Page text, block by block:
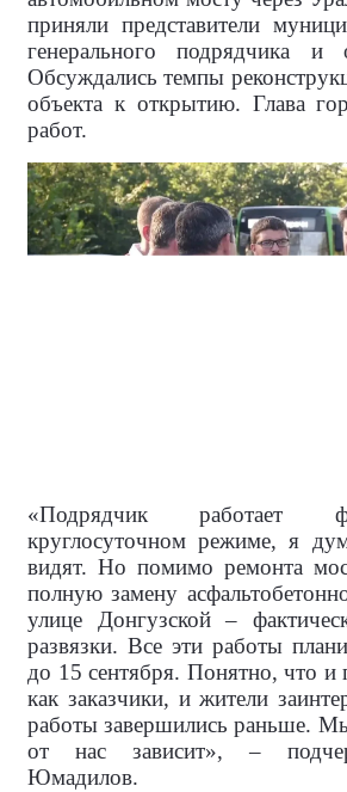
приняли представители
генерального подрядчика и
Обсуждались темпы
объекта к открытию. Глава
работ.
«Подрядчик работает
круглосуточном режиме, я
видят. Но помимо ремонта
полную замену
улице Донгузской –
развязки. Все эти работы
до 15 сентября. Понятно, что
как заказчики, и жители
работы завершились раньше.
от нас зависит», –
Юмадилов.